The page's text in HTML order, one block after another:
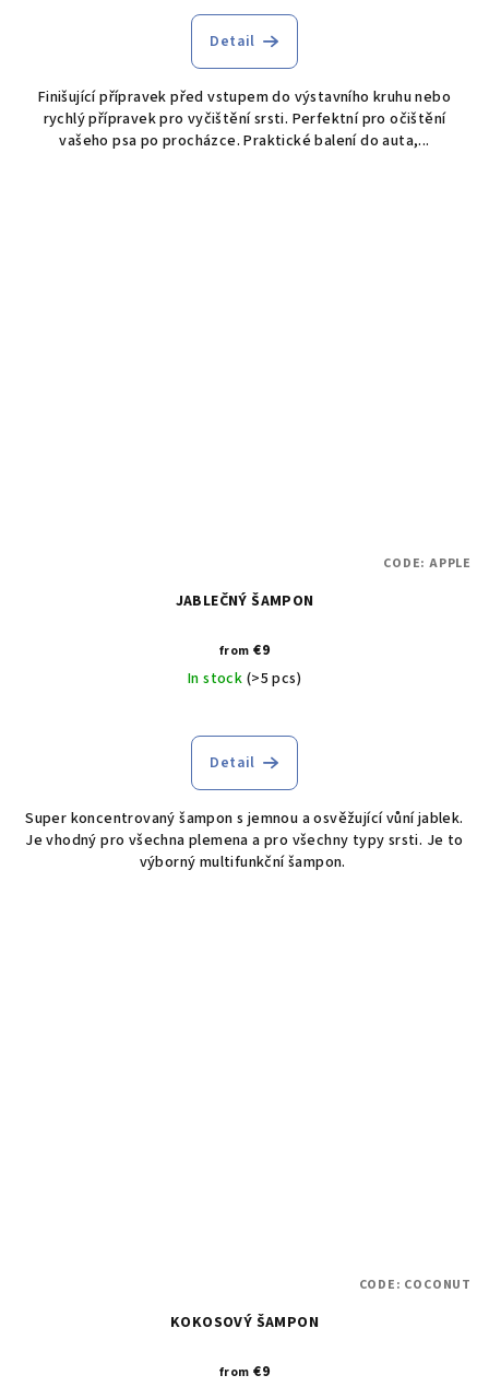
Detail
Finišující přípravek před vstupem do výstavního kruhu nebo
rychlý přípravek pro vyčištění srsti. Perfektní pro očištění
vašeho psa po procházce. Praktické balení do auta,...
JABLEČNÝ ŠAMPON
from €9
In stock (>5 pcs)
Detail
Super koncentrovaný šampon s jemnou a osvěžující vůní jablek.
Je vhodný pro všechna plemena a pro všechny typy srsti. Je to
výborný multifunkční šampon.
CODE: APPLE
KOKOSOVÝ ŠAMPON
from €9
CODE: COCONUT